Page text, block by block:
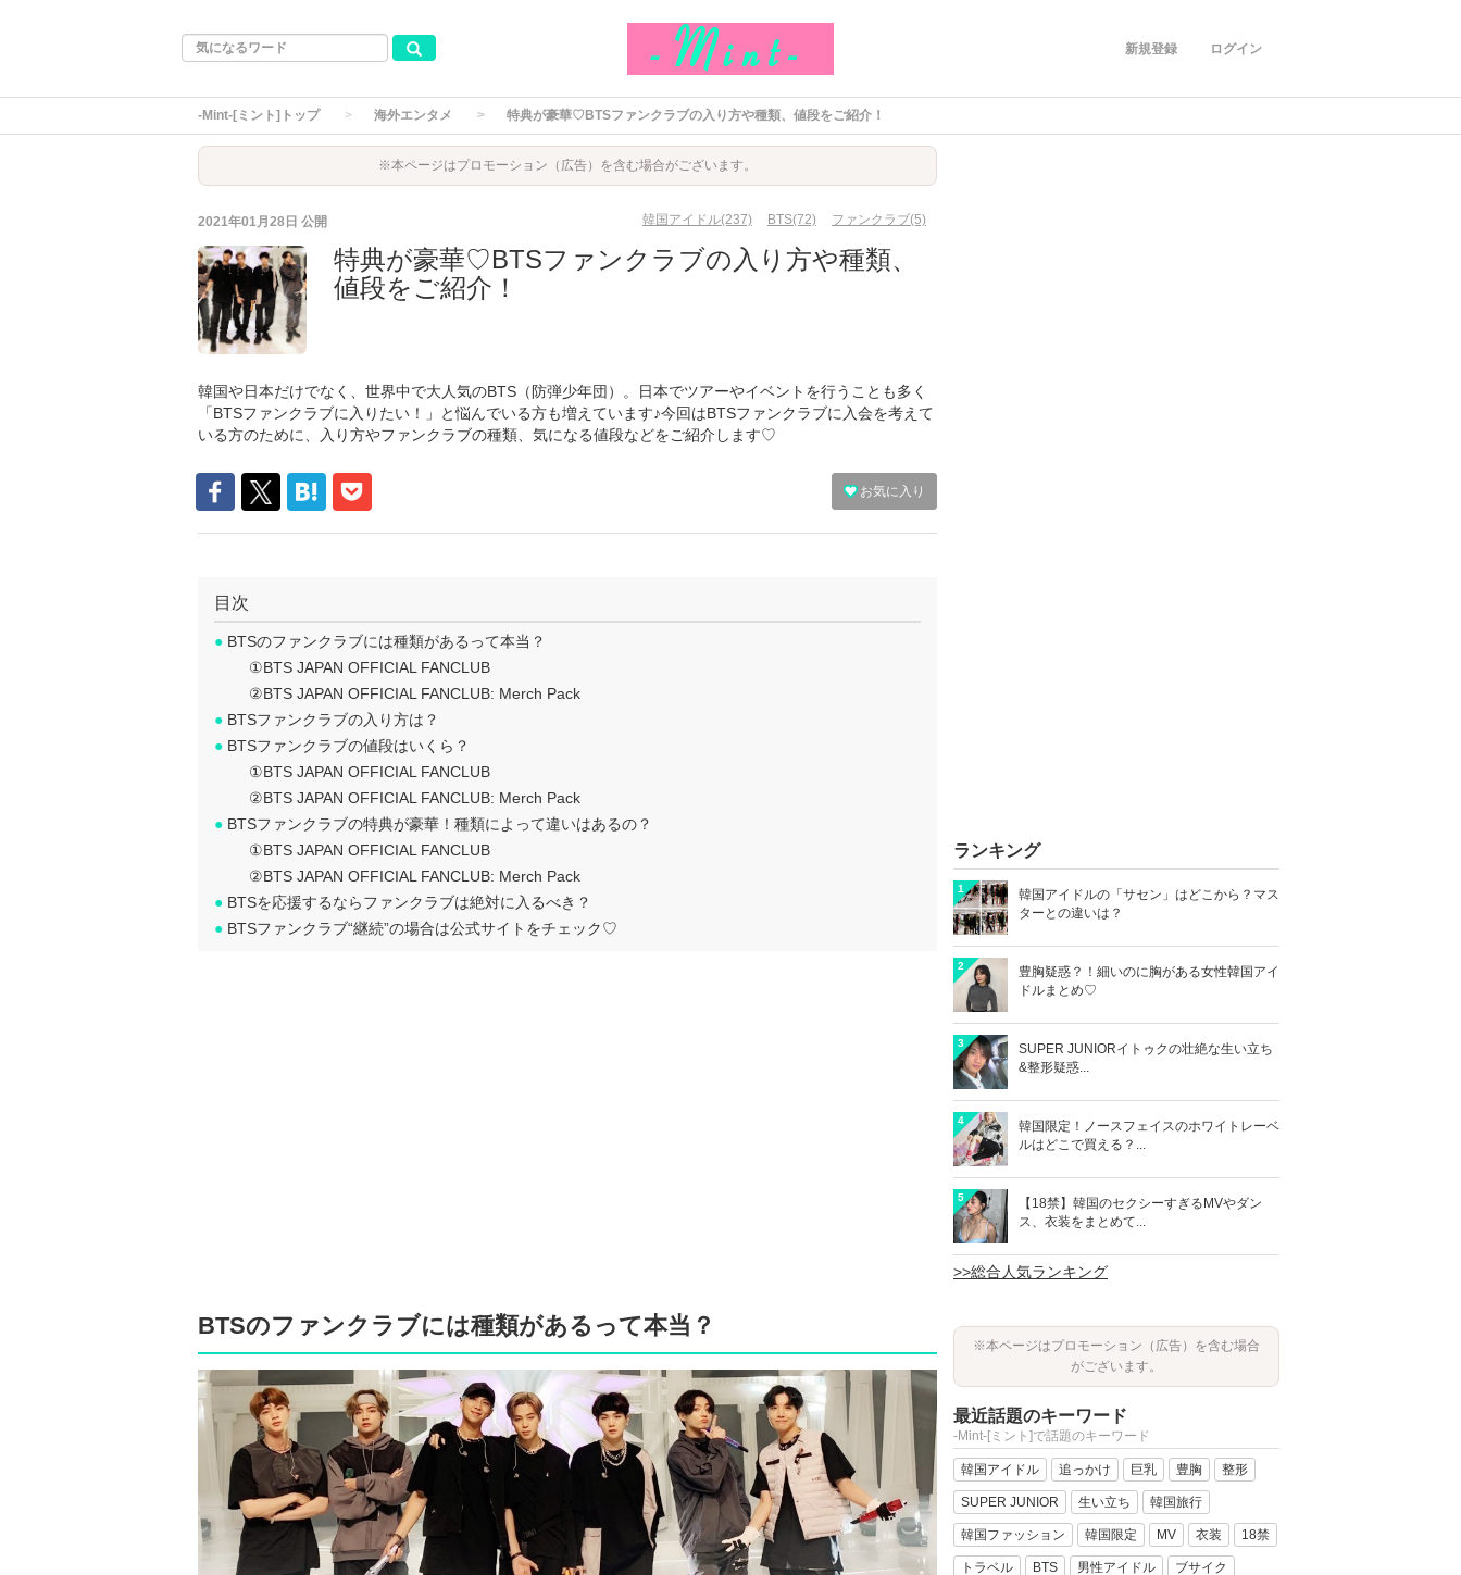
ログイン
新規登録
-Mint-[ミント]トップ 海外エンタメ 特典が豪華♡BTSファンクラブの入り方や種類、値段をご紹介！
※本ページはプロモーション（広告）を含む場合がございます。
2021年01月28日 公開 韓国アイドル(237) BTS(72) ファンクラブ(5)
特典が豪華♡BTSファンクラブの入り方や種類、
値段をご紹介！
韓国や日本だけでなく、世界中で大人気のBTS（防弾少年団）。日本でツアーやイベントを行うことも多く
「BTSファンクラブに入りたい！」と悩んでいる方も増えています♪今回はBTSファンクラブに入会を考えて
いる方のために、入り方やファンクラブの種類、気になる値段などをご紹介します♡
お気に入り
目次
● BTSのファンクラブには種類があるって本当？
①BTS JAPAN OFFICIAL FANCLUB
②BTS JAPAN OFFICIAL FANCLUB: Merch Pack
● BTSファンクラブの入り方は？
● BTSファンクラブの値段はいくら？
①BTS JAPAN OFFICIAL FANCLUB
②BTS JAPAN OFFICIAL FANCLUB: Merch Pack
● BTSファンクラブの特典が豪華！種類によって違いはあるの？
①BTS JAPAN OFFICIAL FANCLUB
②BTS JAPAN OFFICIAL FANCLUB: Merch Pack
● BTSを応援するならファンクラブは絶対に入るべき？
● BTSファンクラブ“継続”の場合は公式サイトをチェック♡
BTSのファンクラブには種類があるって本当？
ランキング
1
韓国アイドルの「サセン」はどこから？マス
ターとの違いは？
2
豊胸疑惑？！細いのに胸がある女性韓国アイ
ドルまとめ♡
3
SUPER JUNIORイトゥクの壮絶な生い立ち
&整形疑惑...
4
韓国限定！ノースフェイスのホワイトレーベ
ルはどこで買える？...
5
【18禁】韓国のセクシーすぎるMVやダン
ス、衣装をまとめて...
>>総合人気ランキング
※本ページはプロモーション（広告）を含む場合
がございます。
最近話題のキーワード
-Mint-[ミント]で話題のキーワード
韓国アイドル 追っかけ 巨乳 豊胸 整形
SUPER JUNIOR 生い立ち 韓国旅行
韓国ファッション 韓国限定 MV 衣装 18禁
トラベル BTS 男性アイドル ブサイク